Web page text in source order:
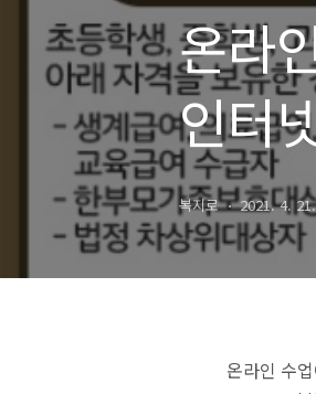
온라
인터
복지로 2021. 4.
온라인 수